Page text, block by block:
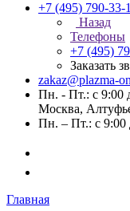
+7 (495) 790-33-
Назад
Телефоны
+7 (495)
Заказать
zakaz@plazma-
Пн. - Пт.: с 9:00
Москва,
Пн. – Пт.: с 9:00
Главная